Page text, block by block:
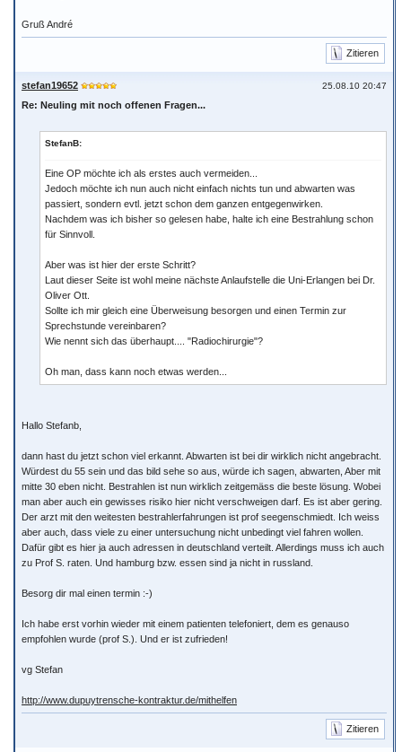
Gruß André
Zitieren
25.08.10 20:47
stefan19652
Re: Neuling mit noch offenen Fragen...
StefanB:
Eine OP möchte ich als erstes auch vermeiden...
Jedoch möchte ich nun auch nicht einfach nichts tun und abwarten was
passiert, sondern evtl. jetzt schon dem ganzen entgegenwirken.
Nachdem was ich bisher so gelesen habe, halte ich eine Bestrahlung schon
für Sinnvoll.
Aber was ist hier der erste Schritt?
Laut dieser Seite ist wohl meine nächste Anlaufstelle die Uni-Erlangen bei Dr.
Oliver Ott.
Sollte ich mir gleich eine Überweisung besorgen und einen Termin zur
Sprechstunde vereinbaren?
Wie nennt sich das überhaupt.... "Radiochirurgie"?
Oh man, dass kann noch etwas werden...
Hallo Stefanb,
dann hast du jetzt schon viel erkannt. Abwarten ist bei dir wirklich nicht angebracht.
Würdest du 55 sein und das bild sehe so aus, würde ich sagen, abwarten, Aber mit
mitte 30 eben nicht. Bestrahlen ist nun wirklich zeitgemäss die beste lösung. Wobei
man aber auch ein gewisses risiko hier nicht verschweigen darf. Es ist aber gering.
Der arzt mit den weitesten bestrahlerfahrungen ist prof seegenschmiedt. Ich weiss
aber auch, dass viele zu einer untersuchung nicht unbedingt viel fahren wollen.
Dafür gibt es hier ja auch adressen in deutschland verteilt. Allerdings muss ich auch
zu Prof S. raten. Und hamburg bzw. essen sind ja nicht in russland.
Besorg dir mal einen termin :-)
Ich habe erst vorhin wieder mit einem patienten telefoniert, dem es genauso
empfohlen wurde (prof S.). Und er ist zufrieden!
vg Stefan
http://www.dupuytrensche-kontraktur.de/mithelfen
Zitieren